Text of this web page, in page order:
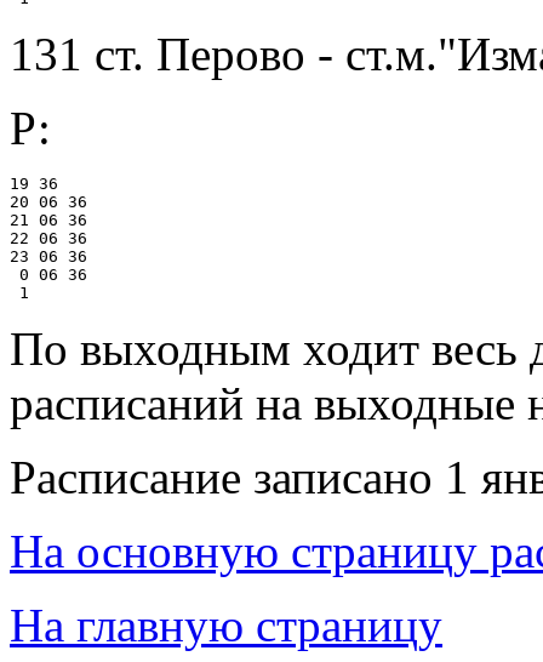
131 ст. Перово -
Р:
19 36
20 06 36
21 06 36
22 06 36
23 06 36
0 06 36
По выходным ходит весь
расписаний на выходные
Расписание записано 1
На основную страницу
На главную страницу